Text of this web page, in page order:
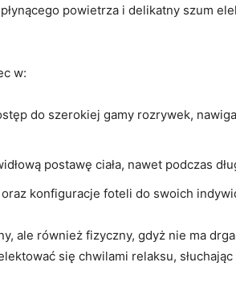
powietrza i ⁤delikatny szum‍
w:
do szerokiej gamy rozrywek,
postawę ciała, nawet⁤ podczas‌
konfiguracje foteli do swoich
⁣ale również fizyczny, ​gdyż⁣ nie ma
się chwilami relaksu,